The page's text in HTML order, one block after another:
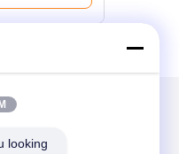
looking